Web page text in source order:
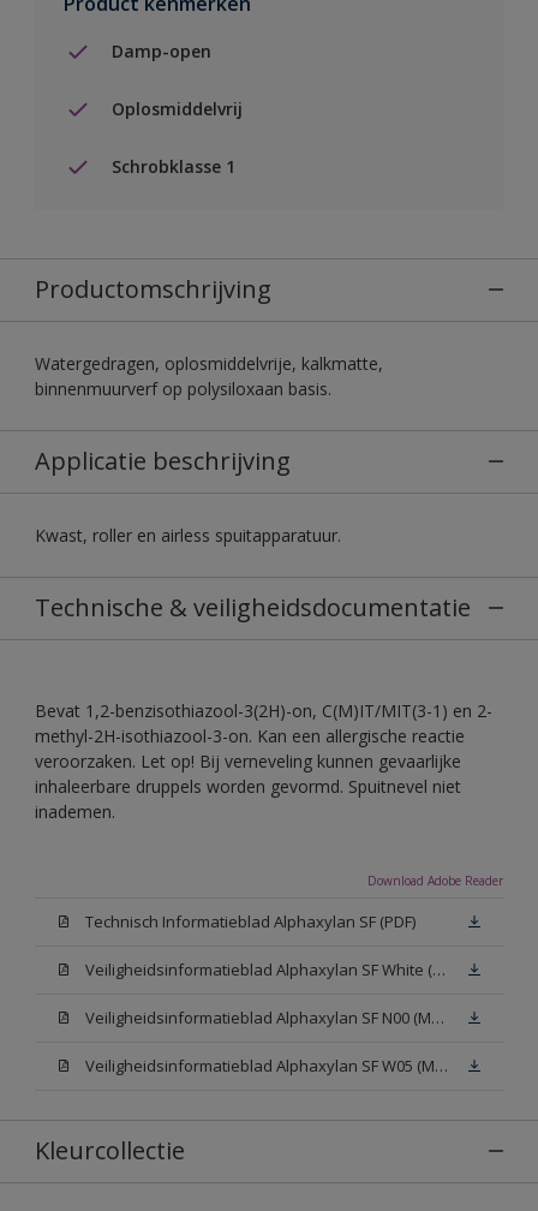
Damp-open
Oplosmiddelvrij
Schrobklasse 1
Productomschrijving
Watergedragen, oplosmiddelvrije, kalkmatte,
binnenmuurverf op polysiloxaan basis.
Applicatie beschrijving
Kwast, roller en airless spuitapparatuur.
Technische & veiligheidsdocumentatie
Bevat 1,2-benzisothiazool-3(2H)-on, C(M)IT/MIT(3-1) en 2-
methyl-2H-isothiazool-3-on. Kan een allergische reactie
veroorzaken. Let op! Bij verneveling kunnen gevaarlijke
inhaleerbare druppels worden gevormd. Spuitnevel niet
inademen.
Download Adobe Reader
Technisch Informatieblad Alphaxylan SF (PDF)
Veiligheidsinformatieblad Alphaxylan SF White (MSDS)
Veiligheidsinformatieblad Alphaxylan SF N00 (MSDS)
Veiligheidsinformatieblad Alphaxylan SF W05 (MSDS)
Kleurcollectie